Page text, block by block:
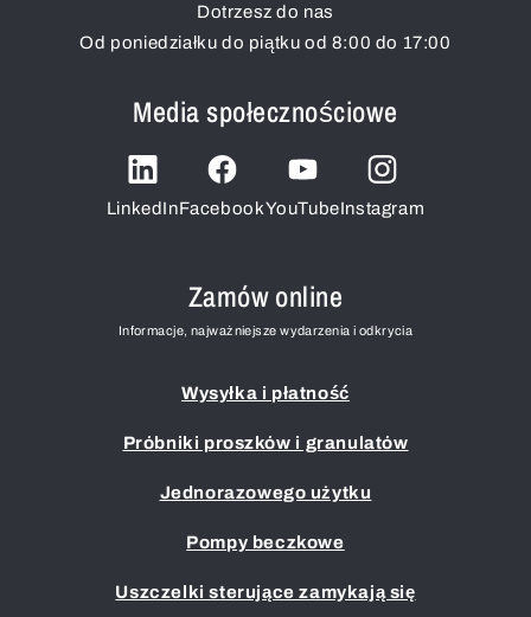
Dotrzesz do nas
Od poniedziałku do piątku od 8:00 do 17:00
Media społecznościowe
LinkedInFacebookYouTubeInstagram
Zamów online
Informacje, najważniejsze wydarzenia i odkrycia
Wysyłka i płatność
Próbniki proszków i granulatów
Jednorazowego użytku
Pompy beczkowe
Uszczelki sterujące zamykają się